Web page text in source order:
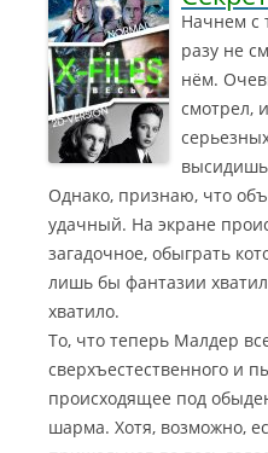
Начнем с
разу не
нём.
смотрел,
Однако, признаю, что
удачный. На экране
загадочное, обыграть
лишь бы фантазии
хватило.
То, что теперь Малдер
сверхъестественного и
происходящее под
шарма. Хотя, возможно,